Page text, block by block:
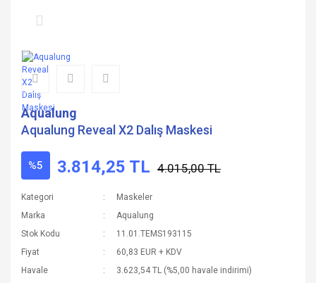
Aqualung
Aqualung Reveal X2 Dalış Maskesi
%5 3.814,25 TL 4.015,00 TL
Kategori
Maskeler
Marka
Aqualung
Stok Kodu
11.01.TEMS193115
Fiyat
60,83 EUR + KDV
Havale
3.623,54 TL (%5,00 havale indirimi)